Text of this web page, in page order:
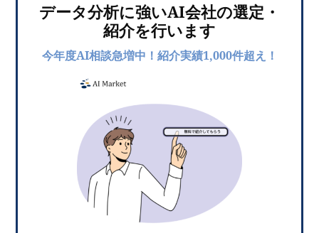
データ分析に強いAI会社の選定・
紹介を行います
今年度AI相談急増中！紹介実績1,000件超え！